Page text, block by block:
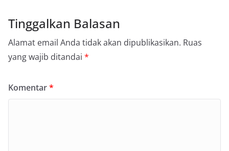
Tinggalkan Balasan
Alamat email Anda tidak akan dipublikasikan. Ruas
yang wajib ditandai *
Komentar*